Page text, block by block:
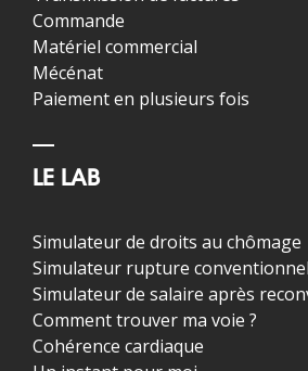
Commande
Matériel commercial
Mécénat
Paiement en plusieurs fois
LE LAB
Simulateur de droits au chômage
Simulateur rupture
Simulateur de salaire après
Comment trouver ma voie ?
Cohérence cardiaque